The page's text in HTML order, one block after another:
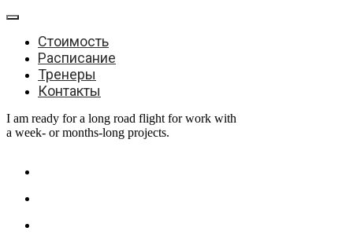
Стоимость
Расписание
Тренеры
Контакты
I am ready for a long road flight for work with
a week- or months-long projects.